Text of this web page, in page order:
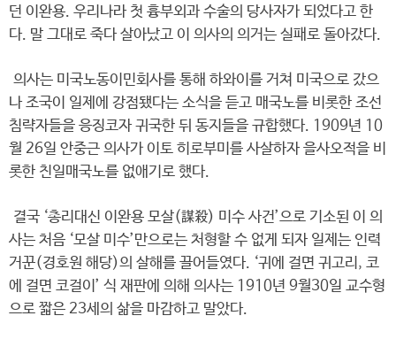
던 이완용. 우리나라 첫 흉부외과 수술의 당사자가 되었다고 한
다. 말 그대로 죽다 살아났고 이 의사의 의거는 실패로 돌아갔다.
의사는 미국노동이민회사를 통해 하와이를 거쳐 미국으로 갔으
나 조국이 일제에 강점됐다는 소식을 듣고 매국노를 비롯한 조선
침략자들을 응징코자 귀국한 뒤 동지들을 규합했다. 1909년 10
월 26일 안중근 의사가 이토 히로부미를 사살하자 을사오적을 비
롯한 친일매국노를 없애기로 했다.
결국 ‘총리대신 이완용 모살(謀殺) 미수 사건’으로 기소된 이 의
사는 처음 ‘모살 미수’만으로는 처형할 수 없게 되자 일제는 인력
거꾼(경호원 해당)의 살해를 끌어들였다. ‘귀에 걸면 귀고리, 코
에 걸면 코걸이’ 식 재판에 의해 의사는 1910년 9월30일 교수형
으로 짧은 23세의 삶을 마감하고 말았다.